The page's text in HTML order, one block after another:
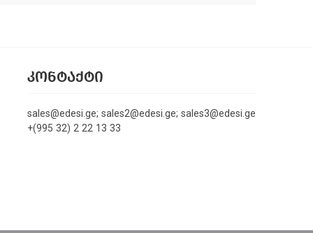
ᲙᲝᲜᲢᲐᲥᲢᲘ
sales@edesi.ge; sales2@edesi.ge; sales3@edesi.ge
+(995 32) 2 22 13 33